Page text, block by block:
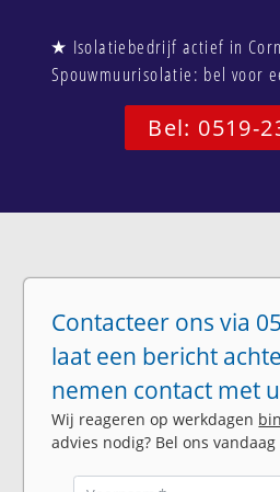
★ Isolatiebedrijf actief in
Spouwmuurisolatie: bel voor
Bel: 0519-
Contacteer ons via
laat een bericht
nemen contact met
Wij reageren op werkdagen
advies nodig? Bel ons vandaag